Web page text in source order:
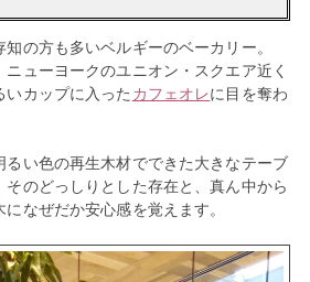
の方も多いベルギーのベーカリー。
ューヨークのユニオン・スクエア近く
いカップに入った カフェオレ に目を奪わ
るい色の再生木材でできた大きなテーブ
のどっしりとした存在と、真ん中から
になぜだか安心感を覚えます。